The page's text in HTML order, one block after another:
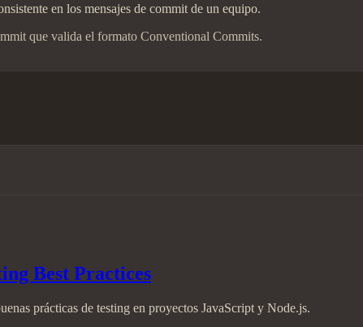
en los mensajes de commit de un equipo.
que valida el formato Conventional Commits.
Best Practices
prácticas de testing en proyectos JavaScript y Node.js.